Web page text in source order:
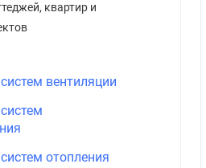
квартир и
вентиляции
отопления